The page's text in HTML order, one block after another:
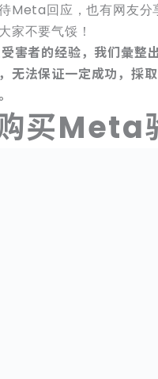
Meta回应，也有网友分
家不要气馁！
害者的经验，我们彙整
无法保证一定成功，採
买Meta